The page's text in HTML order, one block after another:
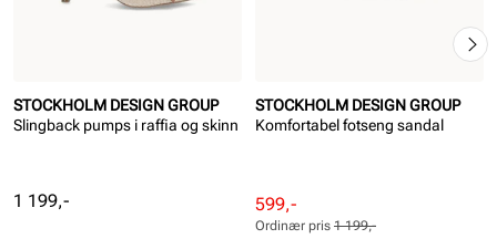
STOCKHOLM DESIGN GROUP
Slingback pumps i raffia og skinn
Pris
1 199,-
STOCKHOLM DESIGN GROUP
Komfortabel fotseng sandal
Rabattert
pris
599,-
Ordinær
pris
Ordinær pris 1 199,-